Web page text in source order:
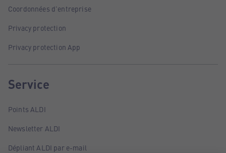
Coordonnées d'entreprise
Privacy protection
Privacy protection App
Service
Points ALDI
Newsletter ALDI
Dépliant ALDI par e-mail